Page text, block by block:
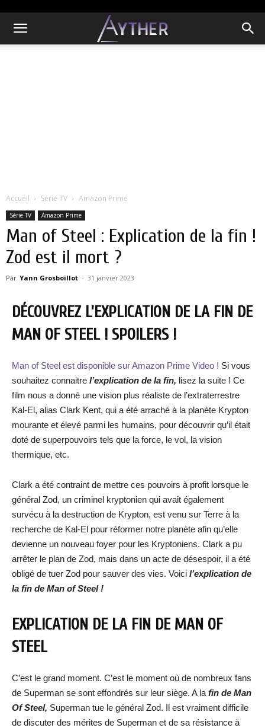
Accueil Série TV Amazon Prime
Série TV Amazon Prime
Man of Steel : Explication de la fin !
Zod est il mort ?
Par Yann Grosboillot - 31 janvier 2023
DÉCOUVREZ L’EXPLICATION DE LA FIN DE
MAN OF STEEL ! SPOILERS !
Man of Steel est disponible sur Amazon Prime Video ! Si vous
souhaitez connaitre l’explication de la fin, lisez la suite ! Ce
film nous a donné une vision plus réaliste de l’extraterrestre
Kal-El, alias Clark Kent, qui a été arraché à la planète Krypton
mourante et élevé parmi les humains, pour découvrir qu’il était
doté de superpouvoirs tels que la force, le vol, la vision
thermique, etc.
Clark a été contraint de mettre ces pouvoirs à profit lorsque le
général Zod, un criminel kryptonien qui avait également
survécu à la destruction de Krypton, est venu sur Terre à la
recherche de Kal-El pour réformer notre planète afin qu’elle
devienne un nouveau foyer pour les Kryptoniens. Clark a pu
arrêter le plan de Zod, mais dans un acte de désespoir, il a été
obligé de tuer Zod pour sauver des vies. Voici l’explication de
la fin de Man of Steel !
EXPLICATION DE LA FIN DE MAN OF
STEEL
C’est le grand moment. C’est le moment où de nombreux fans
de Superman se sont effondrés sur leur siège. A la fin de Man
Of Steel, Superman tue le général Zod. Il est vraiment difficile
de discuter des mérites de Superman et de sa résistance à